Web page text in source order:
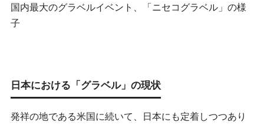
国内最大のグラベルイベント、「ニセコグラベル」の様
子
日本における「グラベル」の現状
発祥の地である米国に続いて、日本にも定着しつつあり